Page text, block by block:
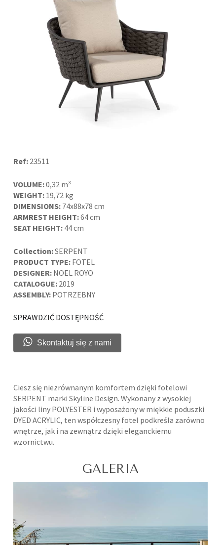
Ref:23511
VOLUME:0,32 m³
WEIGHT: 19,72 kg
DIMENSIONS: 74x88x78 cm
ARMREST HEIGHT:64 cm
SEAT HEIGHT: 44 cm
Collection:SERPENT
PRODUCT TYPE: FOTEL
DESIGNER: NOEL ROYO
CATALOGUE: 2019
ASSEMBLY: POTRZEBNY
SPRAWDZIĆ DOSTĘPNOŚĆ
Skontaktuj się z nami
Ciesz się niezrównanym komfortem dzięki fotelowi
SERPENT marki Skyline Design. Wykonany z wysokiej
jakości liny POLYESTER i wyposażony w miękkie poduszki
DYED ACRYLIC, ten współczesny fotel podkreśla zarówno
wnętrze, jak i na zewnątrz dzięki eleganckiemu
wzornictwu.
GALERIA